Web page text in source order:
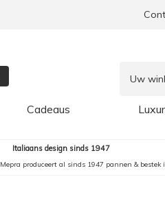
Uw
Cadeaus
Italiaans design sinds 1947
Mepra produceert al sinds 1947 pannen &